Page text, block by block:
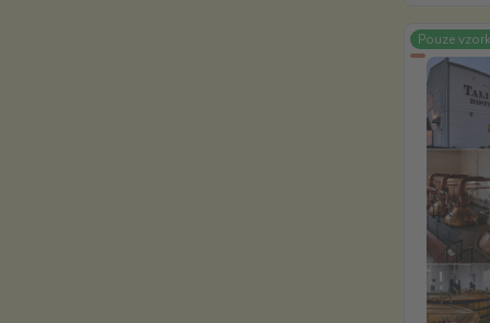
Pouze